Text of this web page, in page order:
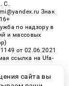
С.
Знак
по надзору в
и массовых
от 02.06.2021
ссылка на Ufa-
возможно
сайта вы